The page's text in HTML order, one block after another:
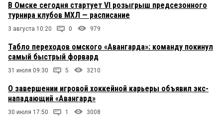
В Омске сегодня стартует VI розыгрыш предсезонного
турнира клубов МХЛ — расписание
3 августа 10:20 0 979
Табло переходов омского «Авангарда»: команду покинул
самый быстрый форвард
31 июля 09:30 5 3210
О завершении игровой хоккейной карьеры объявил экс-
нападающий «Авангард»
30 июля 17:50 1 3008